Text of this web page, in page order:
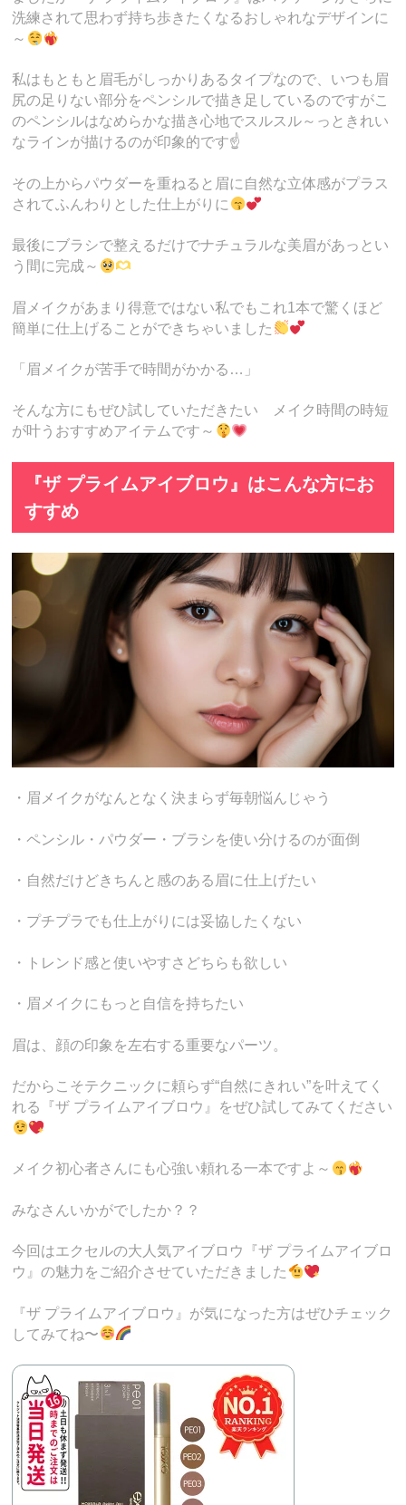
洗練されて思わず持ち歩きたくなるおしゃれなデザインに
～
私はもともと眉毛がしっかりあるタイプなので、いつも眉
尻の足りない部分をペンシルで描き足しているのですがこ
のペンシルはなめらかな描き心地でスルスル～っときれい
なラインが描けるのが印象的です☝️
その上からパウダーを重ねると眉に自然な立体感がプラス
されてふんわりとした仕上がりに
最後にブラシで整えるだけでナチュラルな美眉があっとい
う間に完成～
眉メイクがあまり得意ではない私でもこれ1本で驚くほど
簡単に仕上げることができちゃいました
「眉メイクが苦手で時間がかかる…」
そんな方にもぜひ試していただきたい メイク時間の時短
が叶うおすすめアイテムです～
『ザ プライムアイブロウ』はこんな方にお
すすめ
・眉メイクがなんとなく決まらず毎朝悩んじゃう
・ペンシル・パウダー・ブラシを使い分けるのが面倒
・自然だけどきちんと感のある眉に仕上げたい
・プチプラでも仕上がりには妥協したくない
・トレンド感と使いやすさどちらも欲しい
・眉メイクにもっと自信を持ちたい
眉は、顔の印象を左右する重要なパーツ。
だからこそテクニックに頼らず“自然にきれい”を叶えてく
れる『ザ プライムアイブロウ』をぜひ試してみてください
メイク初心者さんにも心強い頼れる一本ですよ～
みなさんいかがでしたか？？
今回はエクセルの大人気アイブロウ『ザ プライムアイブロ
ウ』の魅力をご紹介させていただきました
『ザ プライムアイブロウ』が気になった方はぜひチェック
してみてね〜